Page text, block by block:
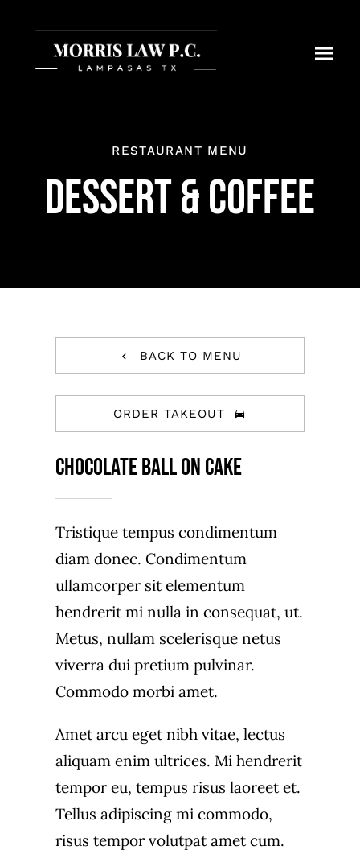
content
Bulletin Board
RESTAURANT MENU
DESSERT & COFFEE
BACK TO MENU
ORDER TAKEOUT
Chocolate Ball On Cake
Tristique tempus condimentum
diam donec. Condimentum
ullamcorper sit elementum
hendrerit mi nulla in consequat, ut.
Metus, nullam scelerisque netus
viverra dui pretium pulvinar.
Commodo morbi amet.
Amet arcu eget nibh vitae, lectus
aliquam enim ultrices. Mi hendrerit
tempor eu, tempus risus laoreet et.
Tellus adipiscing mi commodo,
risus tempor volutpat amet cum.